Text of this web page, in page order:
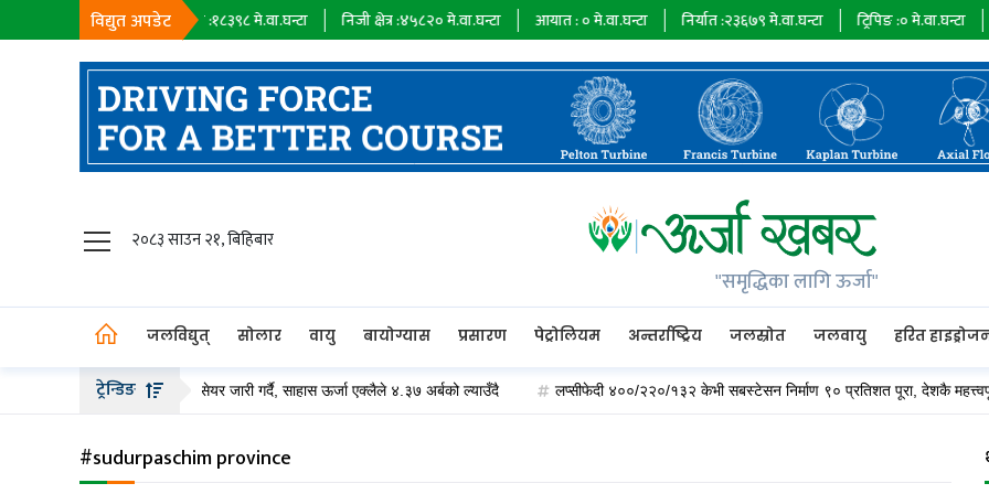
विद्युत अपडेट
सहायक कम्पनी : १८३९८मे.वा.घन्टा निजी क्षेत्र :४५८२०मे.वा.घन्टा आयात :०मे.वा.घन्टा निर्यात :२३६७९मे.वा.घन्टा ट्रिपिङ :०मे.वा.घन्टा
२०८३ साउन २१, बिहिबार
"समृद्धिका लागि ऊर्जा"
जलविद्युत् सोलार वायु बायोग्यास प्रसारण पेट्रोलियम अन्तर्राष्ट्रिय जलस्रोत जलवायु हरित
वायु
बायोग्यास
पेट्रोलियम
ट्रेन्डिङ
२० अर्ब बढीको हकप्रद सेयर जारी गर्दै, साहास ऊर्जा एक्लैले ४.३७ अर्बको ल्याउँदै लप्सीफेदी ४००/२२०/१३२ केभी सबस्टेसन निर्माण ९० प्रतिशत पूरा, देशकै महत्त्वपूर्ण
#sudurpaschim province